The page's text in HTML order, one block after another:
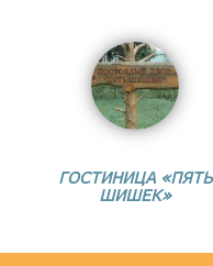
ГОСТИНИЦА «ПЯТЬ
ШИШЕК»